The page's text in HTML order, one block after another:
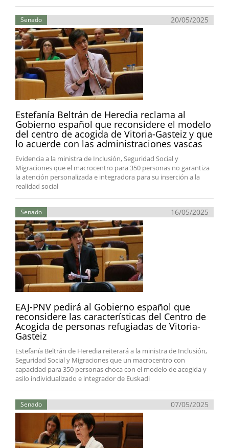
Senado 20/05/2025
Estefanía Beltrán de Heredia reclama al
Gobierno español que reconsidere el modelo
del centro de acogida de Vitoria-Gasteiz y que
lo acuerde con las administraciones vascas
Evidencia a la ministra de Inclusión, Seguridad Social y
Migraciones que el macrocentro para 350 personas no garantiza
la atención personalizada e integradora para su inserción a la
realidad social
Senado 16/05/2025
EAJ-PNV pedirá al Gobierno español que
reconsidere las características del Centro de
Acogida de personas refugiadas de Vitoria-
Gasteiz
Estefanía Beltrán de Heredia reiterará a la ministra de Inclusión,
Seguridad Social y Migraciones que un macrocentro con
capacidad para 350 personas choca con el modelo de acogida y
asilo individualizado e integrador de Euskadi
Senado 07/05/2025